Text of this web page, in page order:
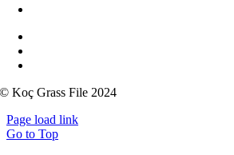
© Koç Grass File 2024
Page load link
Go to Top